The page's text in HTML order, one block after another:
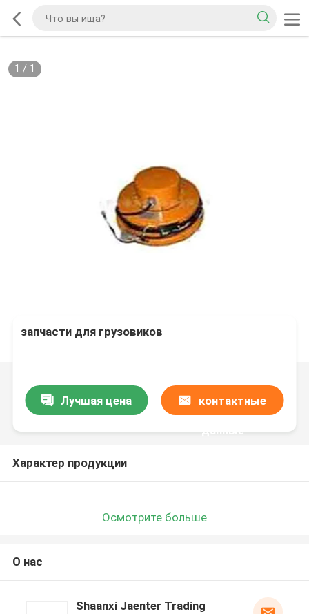
1 / 1
запчасти для грузовиков
Лучшая цена контактные
данные
Характер продукции
Осмотрите больше
О нас
Shaanxi Jaenter Trading